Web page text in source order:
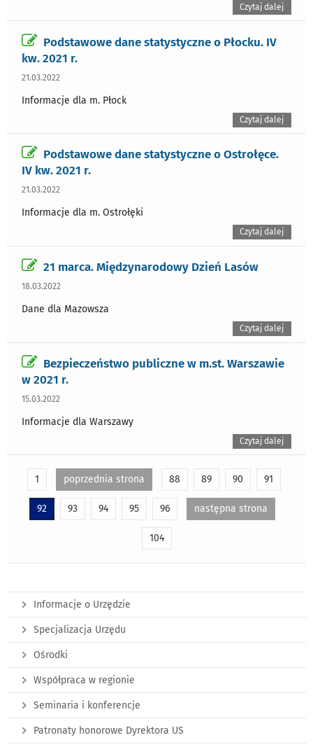
Czytaj dalej
Podstawowe dane statystyczne o Płocku. IV
kw. 2021 r.
21.03.2022
Informacje dla m. Płock
Czytaj dalej
Podstawowe dane statystyczne o Ostrołęce.
IV kw. 2021 r.
21.03.2022
Informacje dla m. Ostrołęki
Czytaj dalej
21 marca. Międzynarodowy Dzień Lasów
18.03.2022
Dane dla Mazowsza
Czytaj dalej
Bezpieczeństwo publiczne w m.st. Warszawie
w 2021 r.
15.03.2022
Informacje dla Warszawy
Czytaj dalej
1 poprzednia strona 88 89 90 91
92 93 94 95 96 następna strona
104
Informacje o Urzędzie
Specjalizacja Urzędu
Ośrodki
Współpraca w regionie
Seminaria i konferencje
Patronaty honorowe Dyrektora US